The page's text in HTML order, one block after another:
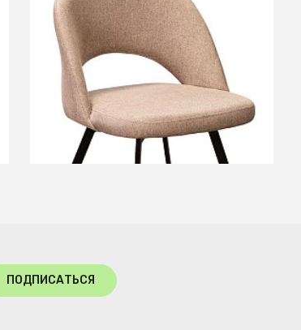
14 910 ₽
Стул Lars Браун/Арки
+5
В КОРЗИНУ
ПОДПИСАТЬСЯ